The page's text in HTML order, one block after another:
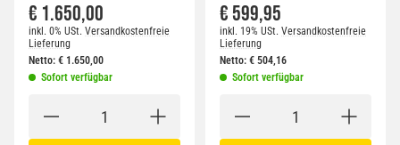
€ 1.650,00
inkl. 0% USt. Versandkostenfreie
Lieferung
Netto: € 1.650,00
Sofort verfügbar
€ 599,95
inkl. 19% USt. Versandkostenfreie
Lieferung
Netto: € 504,16
Sofort verfügbar